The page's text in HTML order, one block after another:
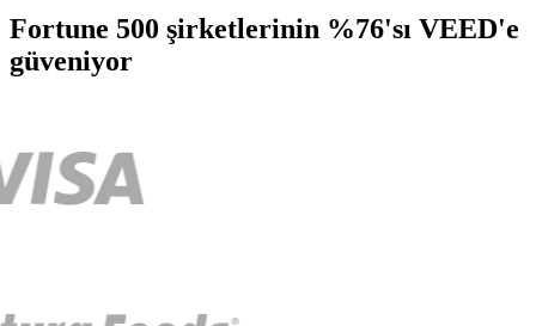
Fortune 500 şirketlerinin %76'sı VEED'e
güveniyor